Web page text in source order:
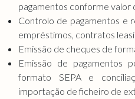
pagamentos conforme valor
Controlo de pagamentos e
empréstimos, contratos
Emissão de cheques de
Emissão de pagamentos
formato SEPA e
importação de ficheiro de